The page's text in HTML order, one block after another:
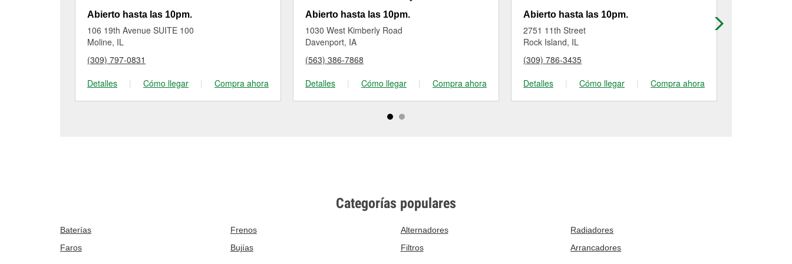
Abierto hasta las 10pm.
106 19th Avenue SUITE 100
Moline, IL
(309) 797-0831
Detalles
| Cómo llegar | Compra ahora
Abierto hasta las 10pm.
1030 West Kimberly Road
Davenport, IA
(563) 386-7868
Detalles
| Cómo llegar | Compra ahora
Abierto hasta las 10pm.
2751 11th Street
Rock Island, IL
(309) 786-3435
Detalles
| Cómo llegar | Compra ahora
Categorías populares
Baterías Frenos Alternadores
Radiadores
Faros
Bujías Filtros Arrancadores